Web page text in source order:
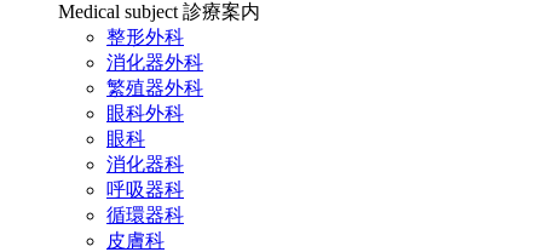
Medical subject 診療案内
整形外科
消化器外科
繁殖器外科
眼科外科
眼科
消化器科
呼吸器科
循環器科
皮膚科